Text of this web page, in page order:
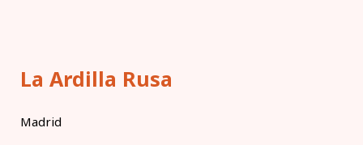
La Ardilla Rusa
Madrid